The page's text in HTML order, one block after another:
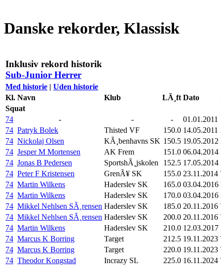
Danske rekorder, Klassisk
Inklusiv rekord historik
Sub-Junior Herrer
Med historie | Uden historie
Kl. Navn Klub LÃ¸ft Dato
Squat
74
- - -
01.01.2011
74 Patryk Bolek Thisted VF 150.0 14.05.2011
74 Nickolaj Olsen KÃ¸benhavns SK 150.5 19.05.2012
74 Jesper M Mortensen AK Frem 151.0 06.04.2014
74 Jonas B Pedersen SportshÃ¸jskolen 152.5 17.05.2014
74 Peter F Kristensen GrenÃ¥ SK 155.0 23.11.2014
74 Martin Wilkens Haderslev SK 165.0 03.04.2016
74 Martin Wilkens Haderslev SK 170.0 03.04.2016
74 Mikkel Nehlsen SÃ¸rensen Haderslev SK 185.0 20.11.2016
74 Mikkel Nehlsen SÃ¸rensen Haderslev SK 200.0 20.11.2016
74 Martin Wilkens Haderslev SK 210.0 12.03.2017
74 Marcus K Borring Target 212.5 19.11.2023
74 Marcus K Borring Target 220.0 19.11.2023
74 Theodor Kongstad Incrazy SL 225.0 16.11.2024